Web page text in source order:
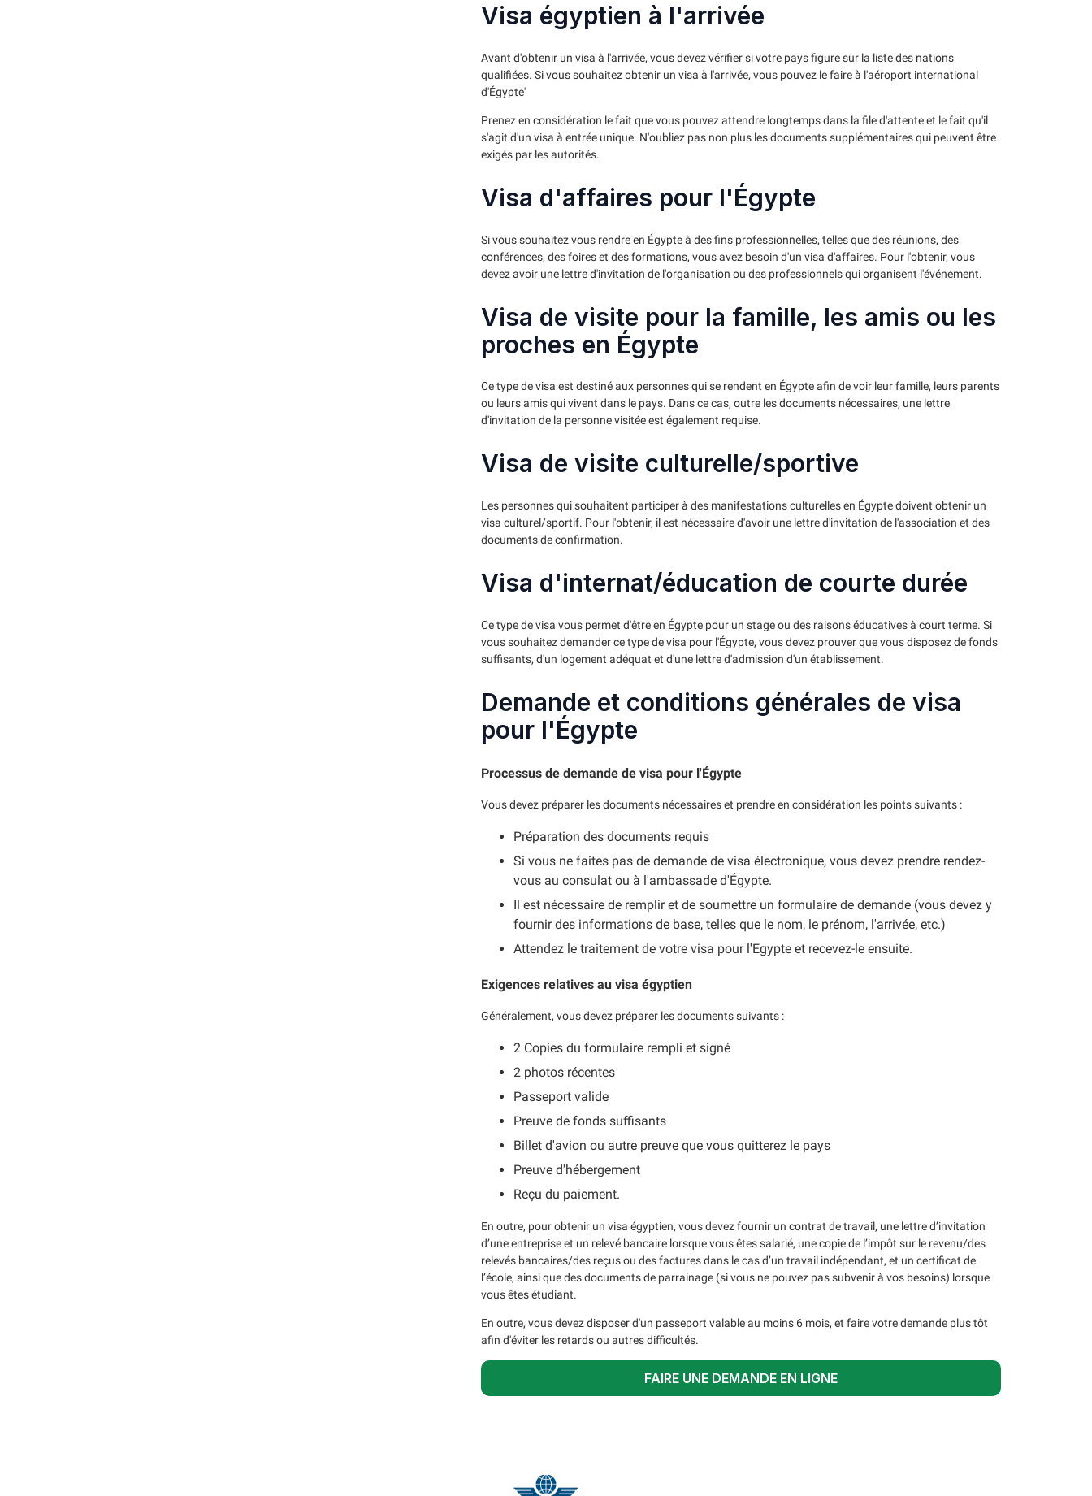
Visa égyptien à l'arrivée
Avant d'obtenir un visa à l'arrivée, vous devez vérifier si votre pays figure sur la liste des nations
qualifiées. Si vous souhaitez obtenir un visa à l'arrivée, vous pouvez le faire à l'aéroport international
d'Égypte'
Prenez en considération le fait que vous pouvez attendre longtemps dans la file d'attente et le fait qu'il
s'agit d'un visa à entrée unique. N'oubliez pas non plus les documents supplémentaires qui peuvent être
exigés par les autorités.
Visa d'affaires pour l'Égypte
Si vous souhaitez vous rendre en Égypte à des fins professionnelles, telles que des réunions, des
conférences, des foires et des formations, vous avez besoin d'un visa d'affaires. Pour l'obtenir, vous
devez avoir une lettre d'invitation de l'organisation ou des professionnels qui organisent l'événement.
Visa de visite pour la famille, les amis ou les
proches en Égypte
Ce type de visa est destiné aux personnes qui se rendent en Égypte afin de voir leur famille, leurs parents
ou leurs amis qui vivent dans le pays. Dans ce cas, outre les documents nécessaires, une lettre
d'invitation de la personne visitée est également requise.
Visa de visite culturelle/sportive
Les personnes qui souhaitent participer à des manifestations culturelles en Égypte doivent obtenir un
visa culturel/sportif. Pour l'obtenir, il est nécessaire d'avoir une lettre d'invitation de l'association et des
documents de confirmation.
Visa d'internat/éducation de courte durée
Ce type de visa vous permet d'être en Égypte pour un stage ou des raisons éducatives à court terme. Si
vous souhaitez demander ce type de visa pour l'Égypte, vous devez prouver que vous disposez de fonds
suffisants, d'un logement adéquat et d'une lettre d'admission d'un établissement.
Demande et conditions générales de visa
pour l'Égypte
Processus de demande de visa pour l'Égypte
Vous devez préparer les documents nécessaires et prendre en considération les points suivants :
Préparation des documents requis
Si vous ne faites pas de demande de visa électronique, vous devez prendre rendez-
vous au consulat ou à l'ambassade d'Égypte.
Il est nécessaire de remplir et de soumettre un formulaire de demande (vous devez y
fournir des informations de base, telles que le nom, le prénom, l'arrivée, etc.)
Attendez le traitement de votre visa pour l'Egypte et recevez-le ensuite.
Exigences relatives au visa égyptien
Généralement, vous devez préparer les documents suivants :
2 Copies du formulaire rempli et signé
2 photos récentes
Passeport valide
Preuve de fonds suffisants
Billet d'avion ou autre preuve que vous quitterez le pays
Preuve d'hébergement
Reçu du paiement.
En outre, pour obtenir un visa égyptien, vous devez fournir un contrat de travail, une lettre d’invitation
d’une entreprise et un relevé bancaire lorsque vous êtes salarié, une copie de l’impôt sur le revenu/des
relevés bancaires/des reçus ou des factures dans le cas d’un travail indépendant, et un certificat de
l’école, ainsi que des documents de parrainage (si vous ne pouvez pas subvenir à vos besoins) lorsque
vous êtes étudiant.
En outre, vous devez disposer d'un passeport valable au moins 6 mois, et faire votre demande plus tôt
afin d'éviter les retards ou autres difficultés.
FAIRE UNE DEMANDE EN LIGNE